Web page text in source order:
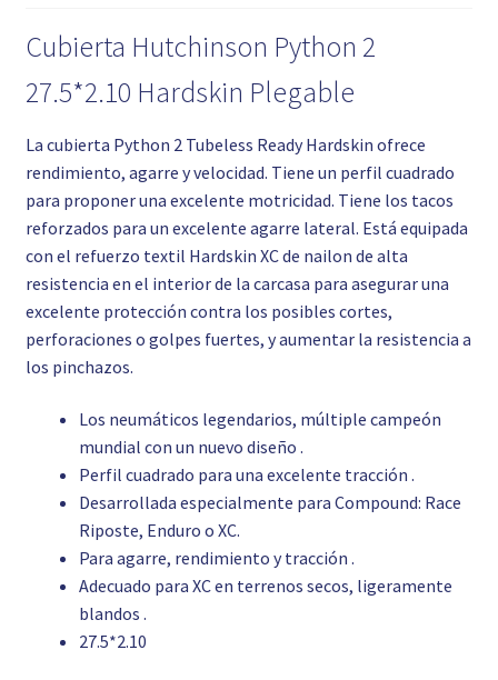
Cubierta Hutchinson Python 2
27.5*2.10 Hardskin Plegable
La cubierta Python 2 Tubeless Ready Hardskin ofrece
rendimiento, agarre y velocidad. Tiene un perfil cuadrado
para proponer una excelente motricidad. Tiene los tacos
reforzados para un excelente agarre lateral. Está equipada
con el refuerzo textil Hardskin XC de nailon de alta
resistencia en el interior de la carcasa para asegurar una
excelente protección contra los posibles cortes,
perforaciones o golpes fuertes, y aumentar la resistencia a
los pinchazos.
Los neumáticos legendarios, múltiple campeón
mundial con un nuevo diseño .
Perfil cuadrado para una excelente tracción .
Desarrollada especialmente para Compound: Race
Riposte, Enduro o XC.
Para agarre, rendimiento y tracción .
Adecuado para XC en terrenos secos, ligeramente
blandos .
27.5*2.10